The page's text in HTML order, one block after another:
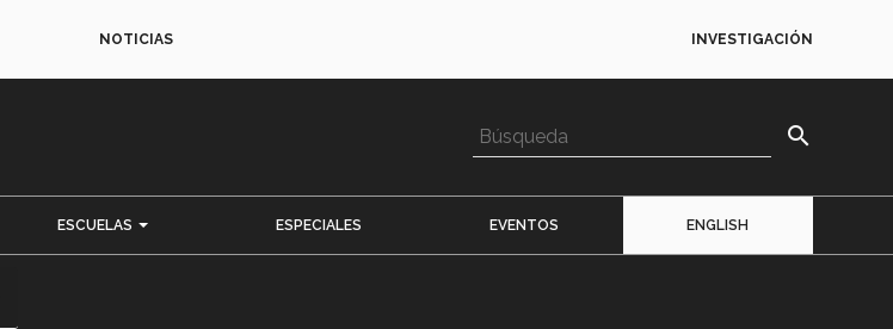
NOTICIAS INVESTIGACIÓN
search
ESCUELAS ESPECIALES EVENTOS ENGLISH